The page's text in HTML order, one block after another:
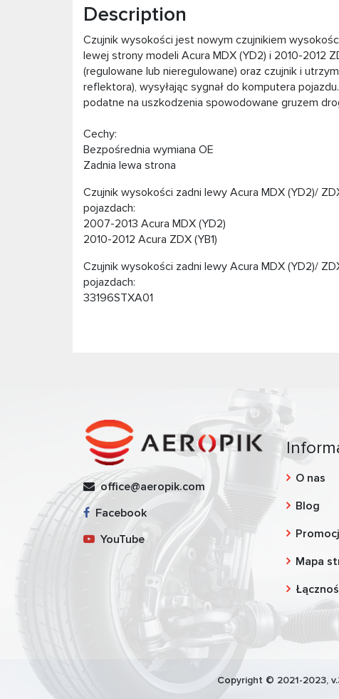
Description
Czujnik wysokości jest nowym czujnikiem
lewej strony modeli Acura MDX (YD2) i 2010-2012
(regulowane lub nieregulowane) oraz czujnik i
reflektora), wysyłając sygnał do komputera
podatne na uszkodzenia spowodowane gruzem
Cechy:
Bezpośrednia wymiana OE
Zadnia lewa strona
Czujnik wysokości zadni lewy Acura MDX (YD2)/
pojazdach:
2007-2013 Acura MDX (YD2)
2010-2012 Acura ZDX (YB1)
Czujnik wysokości zadni lewy Acura MDX (YD2)/
pojazdach:
33196STXA01
office@aeropik.com
Facebook
YouTube
O nas
Blog
Mapa
Copyright © 2021-2023,